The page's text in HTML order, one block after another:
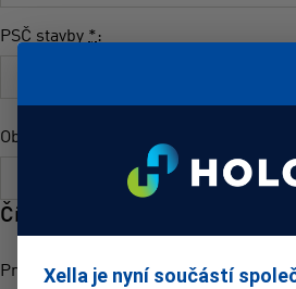
PSČ stavby *:
Obec stavby
Čím více informací, tím
Pro optimální variantu potřebujeme
Xella je nyní součástí